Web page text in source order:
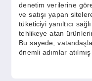
denetim verilerine
ve satışı yapan
tüketiciyi yanıltıcı
tehlikeye atan
Bu sayede,
önemli adımlar atılmış